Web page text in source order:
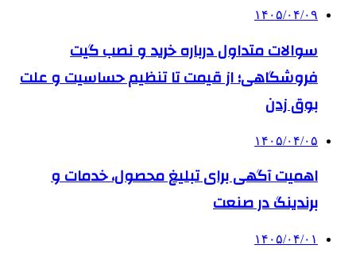
۱۴۰۵/۰۴/۰۹
سوالات متداول درباره خرید و نصب گیت
فروشگاهی؛ از قیمت تا تنظیم حساسیت و علت
بوق زدن
۱۴۰۵/۰۴/۰۵
اهمیت آگهی برای تبلیغ محصول، خدمات و
برندینگ در صنعت
۱۴۰۵/۰۴/۰۱